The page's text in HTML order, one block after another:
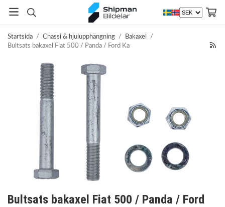
Startsida / Chassi & hjulupphängning / Bakaxel
/
Bultsats bakaxel Fiat 500 / Panda / Ford Ka
Bultsats bakaxel Fiat 500 / Panda / Ford